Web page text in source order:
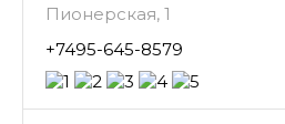
Пионерская, 1
+7495-645-8579